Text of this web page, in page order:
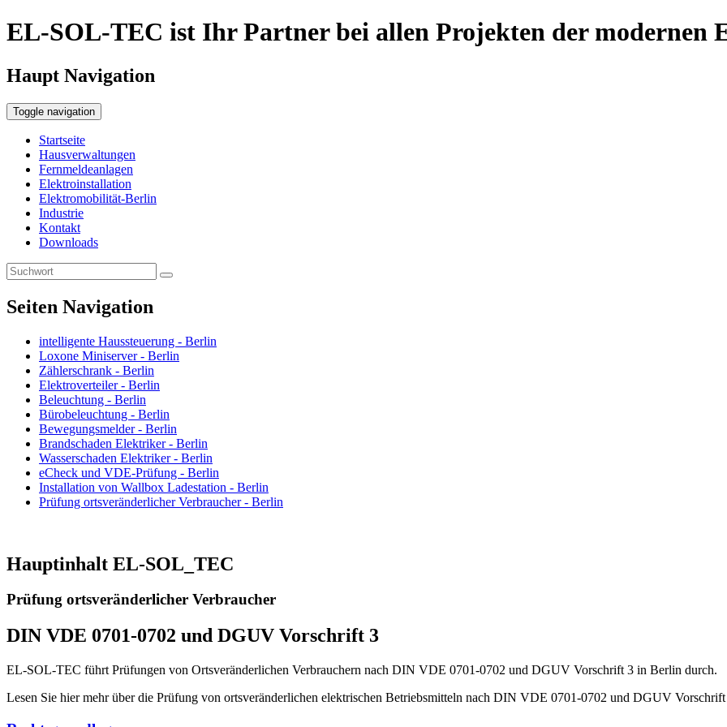
EL-SOL-TEC ist Ihr Partner bei allen Projekten der modernen
Haupt Navigation
Toggle navigation
Startseite
Hausverwaltungen
Fernmeldeanlagen
Elektroinstallation
Elektromobilität-Berlin
Industrie
Kontakt
Downloads
Seiten Navigation
intelligente Haussteuerung - Berlin
Loxone Miniserver - Berlin
Zählerschrank - Berlin
Elektroverteiler - Berlin
Beleuchtung - Berlin
Bürobeleuchtung - Berlin
Bewegungsmelder - Berlin
Brandschaden Elektriker - Berlin
Wasserschaden Elektriker - Berlin
eCheck und VDE-Prüfung - Berlin
Installation von Wallbox Ladestation - Berlin
Prüfung ortsveränderlicher Verbraucher - Berlin
Hauptinhalt EL-SOL_TEC
Prüfung ortsveränderlicher Verbraucher
DIN VDE 0701-0702 und DGUV Vorschrift 3
EL-SOL-TEC führt Prüfungen von Ortsveränderlichen Verbrauchern nach DIN VDE 0701-0702 und DGUV Vorschrift 3 in Berlin durch.
Lesen Sie hier mehr über die Prüfung von ortsveränderlichen elektrischen Betriebsmitteln nach DIN VDE 0701-0702 und DGUV